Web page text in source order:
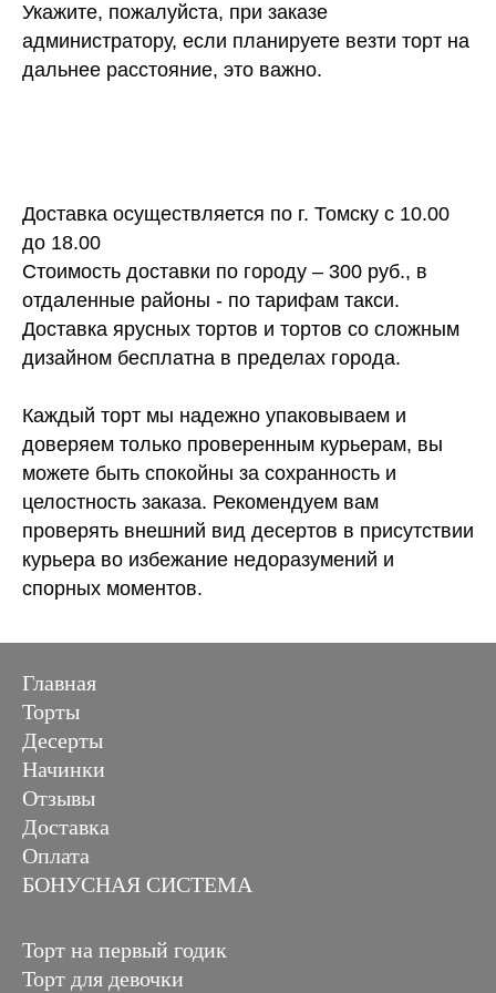
Укажите, пожалуйста, при заказе
администратору, если планируете везти торт на
дальнее расстояние, это важно.
Доставка осуществляется по г. Томску с 10.00
до 18.00
Стоимость доставки по городу – 300 руб., в
отдаленные районы - по тарифам такси.
Доставка ярусных тортов и тортов со сложным
дизайном бесплатна в пределах города.
Каждый торт мы надежно упаковываем и
доверяем только проверенным курьерам, вы
можете быть спокойны за сохранность и
целостность заказа. Рекомендуем вам
проверять внешний вид десертов в присутствии
курьера во избежание недоразумений и
спорных моментов.
Главная
Торты
Десерты
Начинки
Отзывы
Доставка
Оплата
БОНУСНАЯ СИСТЕМА
Торт на первый годик
Торт для девочки